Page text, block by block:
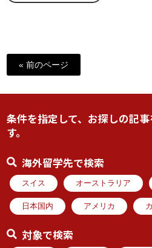
« 前のページ
条件を指定して、お探しの記
す。
海外留学先で検索
スイス オーストラリア
日本国内 アメリカ
対象で検索